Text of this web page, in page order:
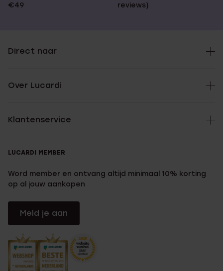
€49
reviews)
Direct naar
Over Lucardi
Klantenservice
LUCARDI MEMBER
Word member en ontvang altijd minimaal 10% korting
op al jouw aankopen
Meld je aan